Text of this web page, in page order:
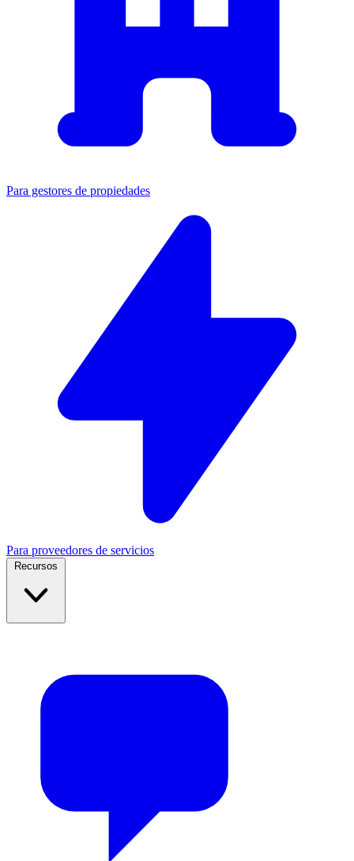
Para gestores de propiedades
Para proveedores de servicios